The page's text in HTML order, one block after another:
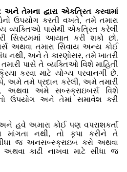
અને તેમના દ્વારા એકત્રિત કરવામાં
ઉપયોગ કરતી વખતે, તમે તમારા
વ્યક્તિઓ પાસેથી એકત્રિત કરેલી
સિસ્ટમમાં આયાત કરી શકો છો.
અથવા તમારા સિવાય અન્ય કોઈ
નથી, અને તે કારણોસર, તમે ખાતરી
પાસે તે વ્યક્તિઓ વિશે માહિતી
કરવા માટે યોગ્ય પરવાનગી છે.
અમે તમે પ્રદાન કરેલી, અમે તમારી
અથવા અમે સબ્સ્ક્રાઇબર્સ વિશે
ઉપયોગ અને તેમાં સમાવેશ કરી
હવે અમારા કોઈ પણ વપરાશકર્તા
માંગતા નથી, તો કૃપા કરીને તે
સીધા જ અનસબ્સ્ક્રાઇબ કરો અથવા
અથવા કાઢી નાખવા માટે સીધા જ